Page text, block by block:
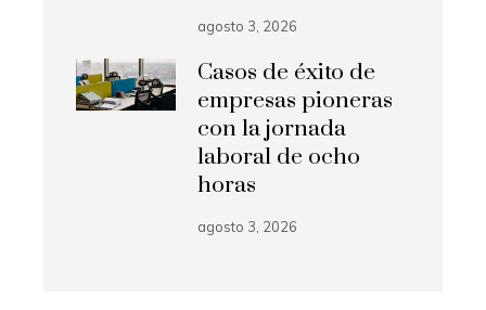
agosto 3, 2026
Casos de éxito de
empresas pioneras
con la jornada
laboral de ocho
horas
agosto 3, 2026